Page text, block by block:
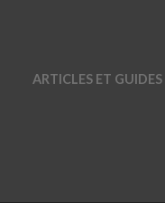
ARTICLES ET GUIDES